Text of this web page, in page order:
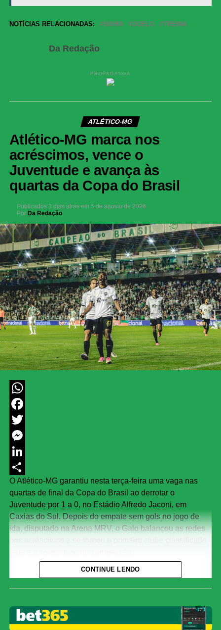
NOTÍCIAS RELACIONADAS: BAHIA DUELO TREINA
Da Redação
PROPAGANDA
ATLÉTICO-MG
Atlético-MG marca nos
acréscimos, vence o
Juventude e avança às
quartas da Copa do Brasil
Publicados 3 dias atrás em 5 de agosto de 2026
Por Da Redação
WhatsApp
Facebook
Twitter
Messenger
LinkedIn
Share
O Atlético-MG garantiu nesta terça-feira uma vaga nas
quartas de final da Copa do Brasil ao derrotar o
Juventude por 1 a 0, no Estádio Alfredo Jaconi, em
Caxias do Sul. Depois do empate sem gols no jogo de
ida, disputado na Arena MRV, o Galo balançou as redes
Mesmo atuando fora de casa, o Atlético-MG assumiu o
controle das ações e criou as principais oportunidades do
O jogo
CONTINUE LENDO